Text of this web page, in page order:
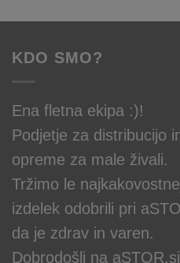
KDO SMO?
Ena fletna ekipa :)!
Podjetje za distribucijo
opreme za male živali.
Tržimo le
izdelek odobrili pri
da je zdrav in varen.
Dobrodošli na